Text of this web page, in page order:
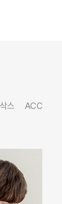
삭스 ACC